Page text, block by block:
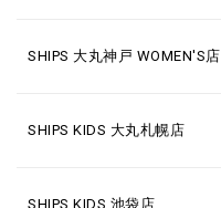
SHIPS 大丸神戸 WOMEN'S店
SHIPS KIDS 大丸札幌店
SHIPS KIDS 池袋店